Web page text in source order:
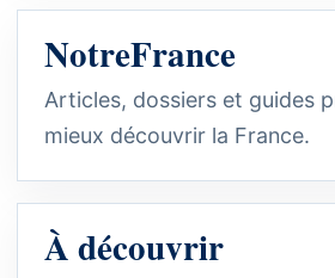
NotreFrance
Articles, dossiers et guides
mieux découvrir la France.
À découvrir